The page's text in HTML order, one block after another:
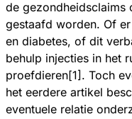
de gezondheidsclaims
gestaafd worden. Of
en diabetes, of dit
behulp injecties in het
proefdieren[1]. Toch
het eerdere artikel
eventuele relatie